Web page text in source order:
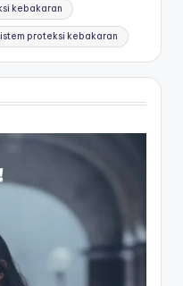
kebakaran
proteksi kebakaran